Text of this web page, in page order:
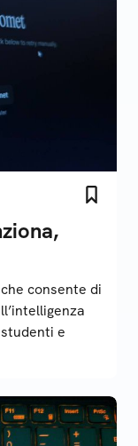
consente di
e